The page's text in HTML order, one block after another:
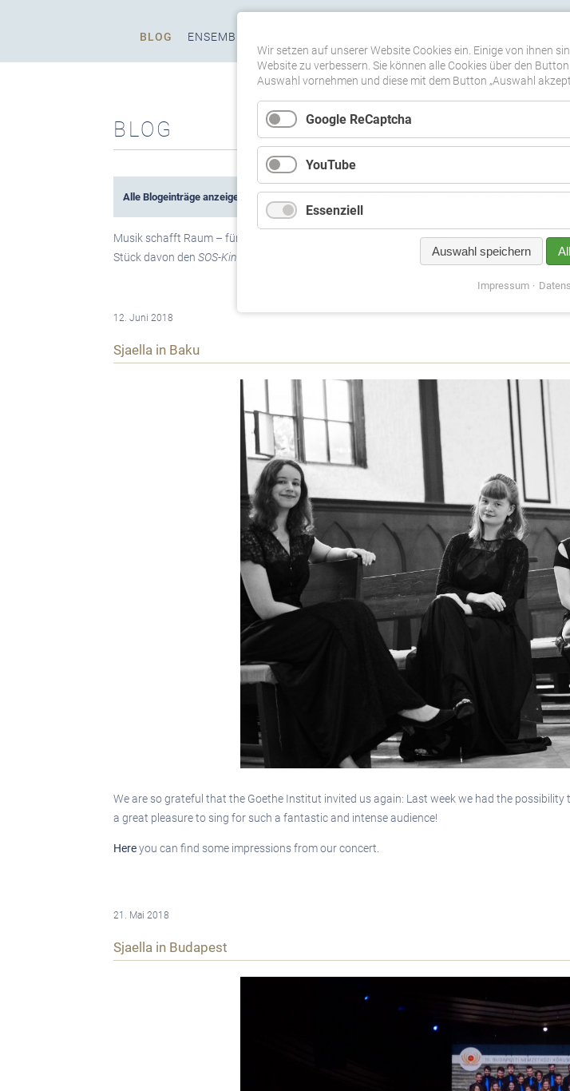
Navigation
BLOG ENSEMBLE
BLOG
Alle Blogeinträge anzeigen (80)
Musik schafft Raum – für Emotionen und Gedanken, aber auch für Aufmerksamkeit und
Stück davon den SOS-Kinderdörfern weltweit zu widmen. Das Ziel ist es, die Menschen, die
12. Juni 2018
Sjaella in Baku
We are so grateful that the Goethe Institut invited us again: Last week we had the
a great pleasure to sing for such a fantastic and intense audience!
Hereyou can find some impressions from our concert.
21. Mai 2018
Sjaella in Budapest
Wir setzen auf unserer Website Cookies ein. Einige von ihnen
Website zu verbessern. Sie können alle Cookies über den
Auswahl vornehmen und diese mit dem Button „Auswahl
Google ReCaptcha
YouTube
Essenziell
Auswahl speichern
Impressum